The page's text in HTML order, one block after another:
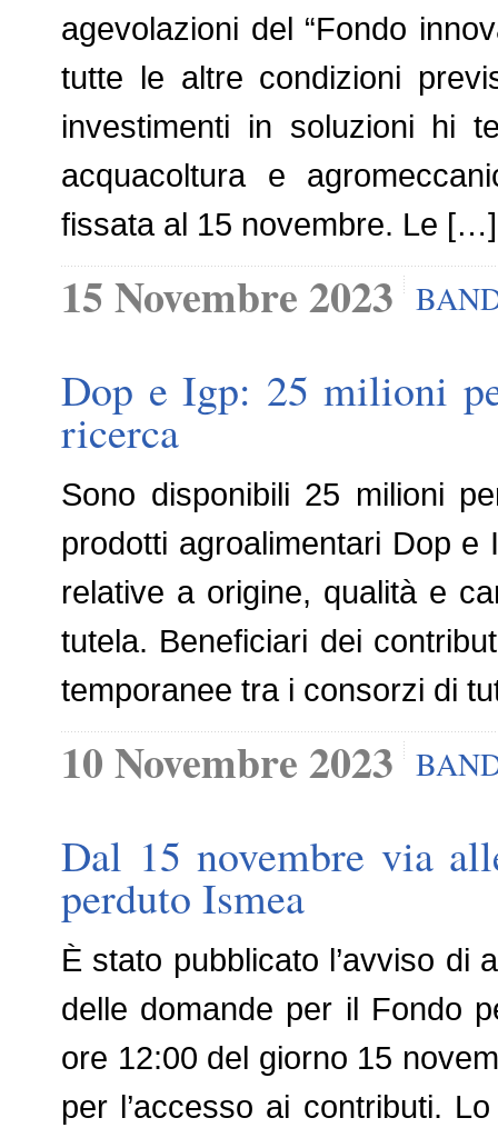
agevolazioni del “Fondo
tutte le altre condizioni
investimenti in soluzioni hi
acquacoltura e
fissata al 15 novembre. Le […]
15 Novembre 2023
Dop e Igp: 25 milioni
ricerca
Sono disponibili 25 milioni
prodotti agroalimentari Dop
relative a origine, qualità e
tutela. Beneficiari dei
temporanee tra i consorzi di
10 Novembre 2023
Dal 15 novembre via
perduto Ismea
È stato pubblicato l’avviso di
delle domande per il Fondo
ore 12:00 del giorno 15
per l’accesso ai contributi.